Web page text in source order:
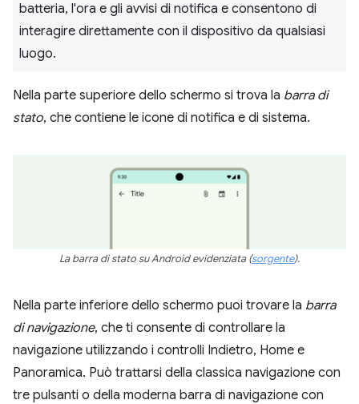
batteria, l'ora e gli avvisi di notifica e consentono di
interagire direttamente con il dispositivo da qualsiasi
luogo.
Nella parte superiore dello schermo si trova la barra di
stato, che contiene le icone di notifica e di sistema.
La barra di stato su Android evidenziata(sorgente).
Nella parte inferiore dello schermo puoi trovare la barra
di navigazione, che ti consente di controllare la
navigazione utilizzando i controlli Indietro, Home e
Panoramica. Può trattarsi della classica navigazione con
tre pulsanti o della moderna barra di navigazione con